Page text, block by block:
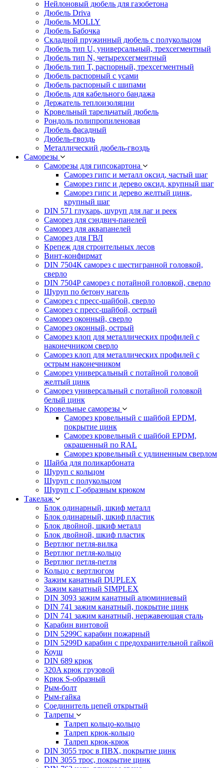
Нейлоновый дюбель для газобетона
Дюбель Driva
Дюбель MOLLY
Дюбель Бабочка
Складной пружинный дюбель с полукольцом
Дюбель тип U, универсальный, трехсегментный
Дюбель тип N, четырехсегментный
Дюбель тип T, распорный, трехсегментный
Дюбель распорный с усами
Дюбель распорный с шипами
Дюбель для кабельного бандажа
Держатель теплоизоляции
Кровельный тарельчатый дюбель
Рондоль полипропиленовая
Дюбель фасадный
Дюбель-гвоздь
Металлический дюбель-гвоздь
Саморезы
Саморезы для гипсокартона
Саморез гипс и металл оксид, частый шаг
Саморез гипс и дерево оксид, крупный шаг
Саморез гипс и дерево желтый цинк,
крупный шаг
DIN 571 глухарь, шуруп для лаг и реек
Саморез для сэндвич-панелей
Саморез для аквапанелей
Саморез для ГВЛ
Крепеж для строительных лесов
Винт-конфирмат
DIN 7504К саморез с шестигранной головкой,
сверло
DIN 7504Р саморез с потайной головкой, сверло
Шуруп по бетону нагель
Саморез с пресс-шайбой, сверло
Саморез с пресс-шайбой, острый
Саморез оконный, сверло
Саморез оконный, острый
Саморез клоп для металлических профилей с
наконечником сверло
Саморез клоп для металлических профилей с
острым наконечником
Саморез универсальный с потайной головой
желтый цинк
Саморез универсальный с потайной головкой
белый цинк
Кровельные саморезы
Саморез кровельный с шайбой EPDM,
покрытие цинк
Саморез кровельный с шайбой EPDM,
окрашенный по RAL
Саморез кровельный с удлиненным сверлом
Шайба для поликарбоната
Шуруп с кольцом
Шуруп с полукольцом
Шуруп с Г-образным крюком
Такелаж
Блок одинарный, шкиф металл
Блок одинарный, шкиф пластик
Блок двойной, шкиф металл
Блок двойной, шкиф пластик
Вертлюг петля-вилка
Вертлюг петля-кольцо
Вертлюг петля-петля
Кольцо с вертлюгом
Зажим канатный DUPLEX
Зажим канатный SIMPLEX
DIN 3093 зажим канатный алюминиевый
DIN 741 зажим канатный, покрытие цинк
DIN 741 зажим канатный, нержавеющая сталь
Карабин винтовой
DIN 5299C карабин пожарный
DIN 5299D карабин с предохранительной гайкой
Коуш
DIN 689 крюк
320A крюк грузовой
Крюк S-образный
Рым-болт
Рым-гайка
Соединитель цепей открытый
Талрепы
Талреп кольцо-кольцо
Талреп крюк-кольцо
Талреп крюк-крюк
DIN 3055 трос в ПВХ, покрытие цинк
DIN 3055 трос, покрытие цинк